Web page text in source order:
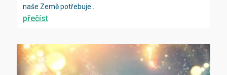
naše Země potřebuje...
přečíst